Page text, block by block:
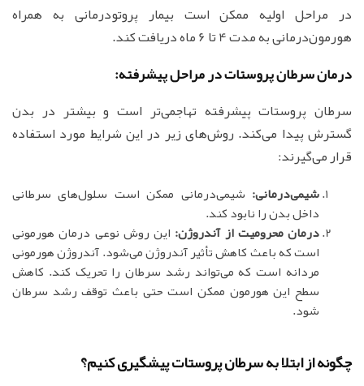
در مراحل اولیه ممکن است بیمار پروتودرمانی به همراه
هورمون‌درمانی به مدت 4 تا 6 ماه دریافت کند.
درمان سرطان پروستات در مراحل پیشرفته:
سرطان پروستات پیشرفته تهاجمی‌تر است و بیشتر در بدن
گسترش پیدا می‌کند. روش‌های زیر در این شرایط مورد استفاده
قرار می‌گیرند:
شیمی‌درمانی: شیمی‌درمانی ممکن است سلول‌های سرطانی
داخل بدن را نابود کند.
درمان محرومیت از آندروژن: این روش نوعی درمان هورمونی
است که باعث کاهش تأثیر آندروژن می‌شود. آندروژن هورمونی
مردانه است که می‌تواند رشد سرطان را تحریک کند. کاهش
سطح این هورمون ممکن است حتی باعث توقف رشد سرطان
شود.
چگونه از ابتلا به سرطان پروستات پیشگیری کنیم؟